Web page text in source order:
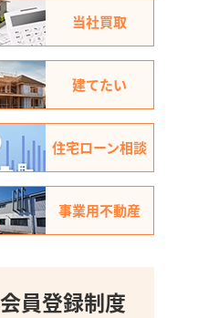
当社買取
建てたい
住宅ローン相談
事業用不動産
会員登録制度